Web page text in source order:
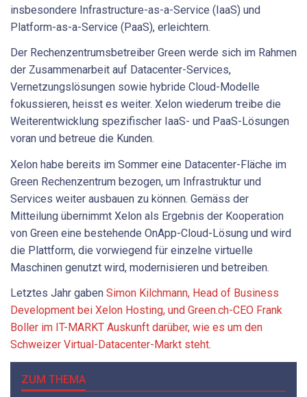
insbesondere Infrastructure-as-a-Service (IaaS) und
Platform-as-a-Service (PaaS), erleichtern.
Der Rechenzentrumsbetreiber Green werde sich im Rahmen
der Zusammenarbeit auf Datacenter-Services,
Vernetzungslösungen sowie hybride Cloud-Modelle
fokussieren, heisst es weiter. Xelon wiederum treibe die
Weiterentwicklung spezifischer IaaS- und PaaS-Lösungen
voran und betreue die Kunden.
Xelon habe bereits im Sommer eine Datacenter-Fläche im
Green Rechenzentrum bezogen, um Infrastruktur und
Services weiter ausbauen zu können. Gemäss der
Mitteilung übernimmt Xelon als Ergebnis der Kooperation
von Green eine bestehende OnApp-Cloud-Lösung und wird
die Plattform, die vorwiegend für einzelne virtuelle
Maschinen genutzt wird, modernisieren und betreiben.
Letztes Jahr gaben Simon Kilchmann, Head of Business
Development bei Xelon Hosting, und Green.ch-CEO Frank
Boller im IT-MARKT Auskunft darüber, wie es um den
Schweizer Virtual-Datacenter-Markt steht.
ZUM THEMA